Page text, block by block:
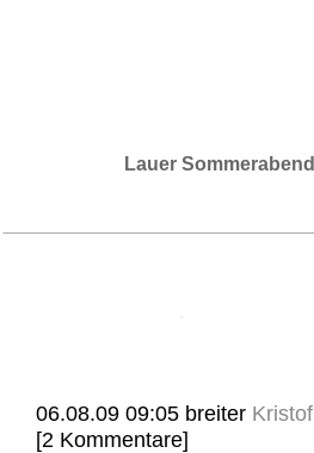
Lauer Sommerabend
06.08.09 09:05 breiter Kristof
[2 Kommentare]